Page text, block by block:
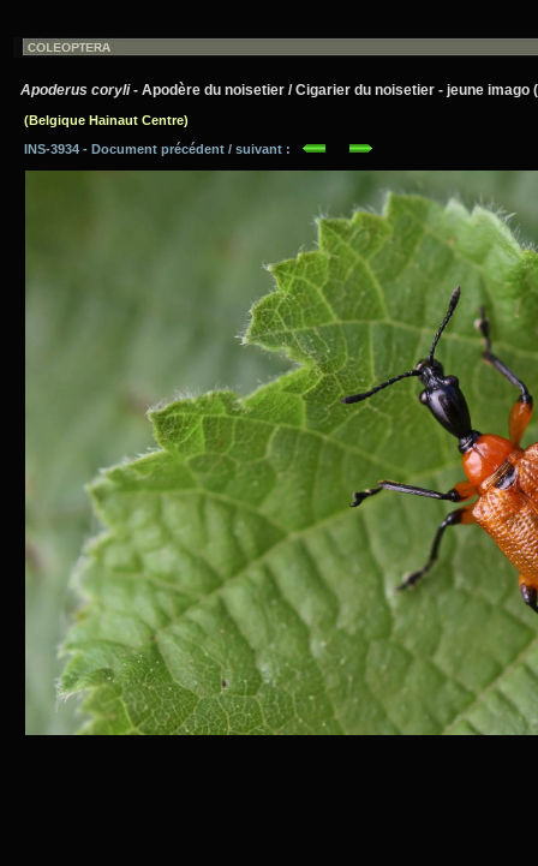
Apoderus coryli- Apodère du noisetier / Cigarier du noisetier - jeune imago
(Belgique Hainaut Centre)
INS-3934 - Document précédent / suivant :